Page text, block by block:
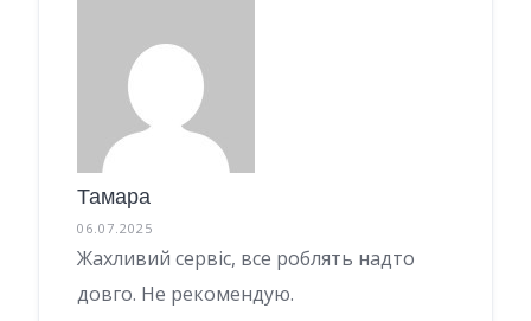
Тамара
06.07.2025
Жахливий сервіс, все роблять надто
довго. Не рекомендую.